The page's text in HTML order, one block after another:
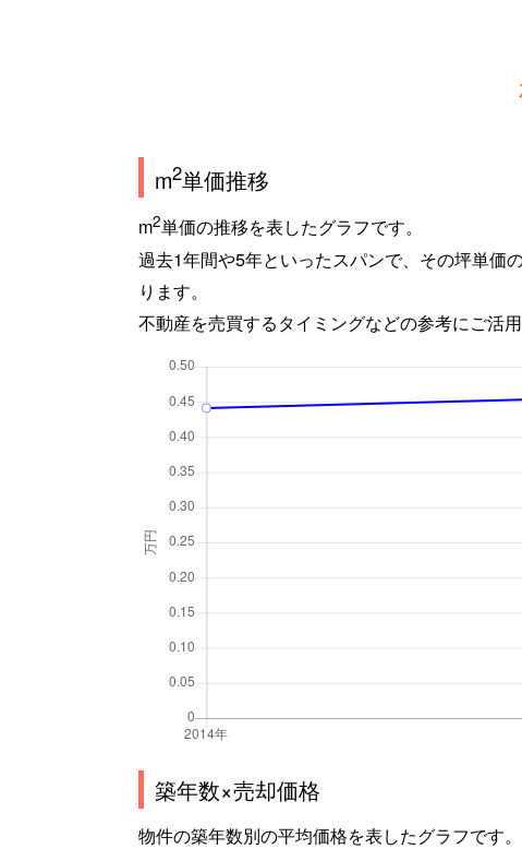
m2単価推移
m2単価の推移を表したグラフです。
過去1年間や5年といったスパンで、その坪単価
ります。
不動産を売買するタイミングなどの参考にご活用
築年数×売却価格
物件の築年数別の平均価格を表したグラフです。